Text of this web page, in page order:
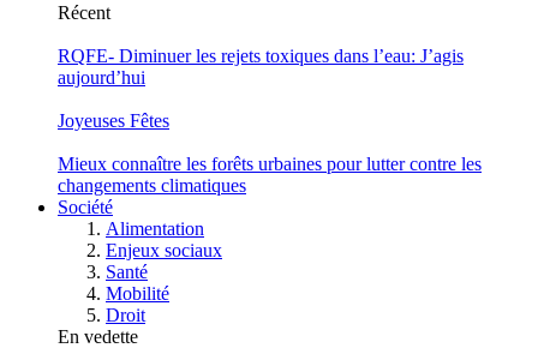
Récent
RQFE- Diminuer les rejets toxiques dans l’eau: J’agis
aujourd’hui
Joyeuses Fêtes
Mieux connaître les forêts urbaines pour lutter contre les
changements climatiques
Société
Alimentation
Enjeux sociaux
Santé
Mobilité
Droit
En vedette